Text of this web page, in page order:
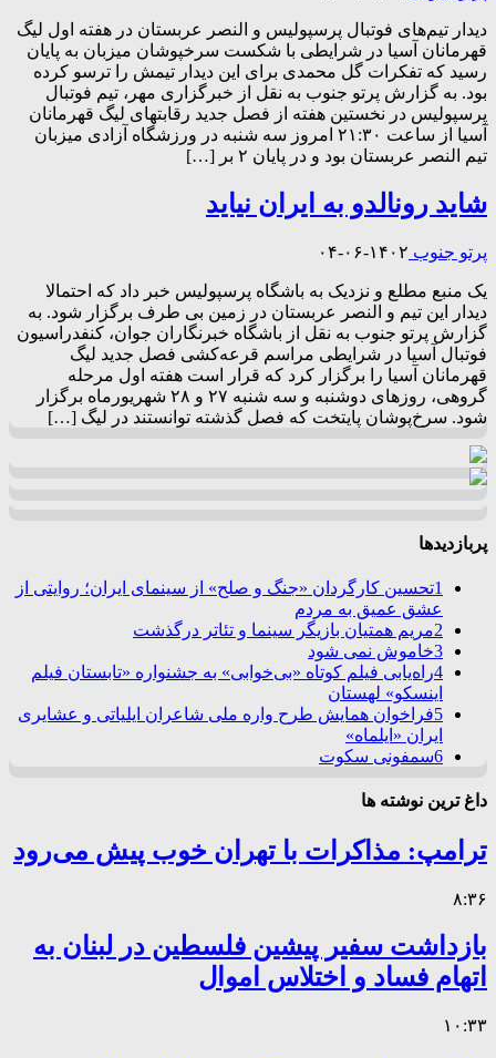
دیدار تیم‌های فوتبال پرسپولیس و النصر عربستان در هفته اول لیگ
قهرمانان آسیا در شرایطی با شکست سرخپوشان میزبان به پایان
رسید که تفکرات گل محمدی برای این دیدار تیمش را ترسو کرده
بود. به گزارش پرتو جنوب به نقل از خبرگزاری مهر، تیم فوتبال
پرسپولیس در نخستین هفته از فصل جدید رقابتهای لیگ قهرمانان
آسیا از ساعت ۲۱:۳۰ امروز سه شنبه در ورزشگاه آزادی میزبان
تیم النصر عربستان بود و در پایان ۲ بر […]
شاید رونالدو به ایران نیاید
پرتو جنوب ۱۴۰۲-۰۶-۰۴
یک منبع مطلع و نزدیک به باشگاه پرسپولیس خبر داد که احتمالا
دیدار این تیم و النصر عربستان در زمین بی طرف برگزار شود. به
گزارش پرتو جنوب به نقل از باشگاه خبرنگاران جوان، کنفدراسیون
فوتبال آسیا در شرایطی مراسم قرعه‌کشی فصل جدید لیگ
قهرمانان آسیا را برگزار کرد که قرار است هفته اول مرحله
گروهی، روز‌های دوشنبه و سه شنبه ۲۷ و ۲۸ شهریورماه برگزار
شود. سرخ‌پوشان پایتخت که فصل گذشته توانستند در لیگ […]
پربازدیدها
1تحسین کارگردان «جنگ و صلح» از سینمای ایران؛ روایتی از
عشق عمیق به مردم
2مریم همتیان بازیگر سینما و تئاتر درگذشت
3خاموش نمی شود
4راه‌یابی فیلم کوتاه «بی‌خوابی» به جشنواره «تابستان فیلم
اینسکو» لهستان
5فراخوان همایش طرح واره ملی شاعران ایلیاتی و عشایری
ایران «ایلماه»
6سمفونی سکوت
داغ ترین نوشته ها
ترامپ: مذاکرات با تهران خوب پیش می‌رود
۸:۳۶
بازداشت سفیر پیشین فلسطین در لبنان به
اتهام فساد و اختلاس اموال
۱۰:۳۳